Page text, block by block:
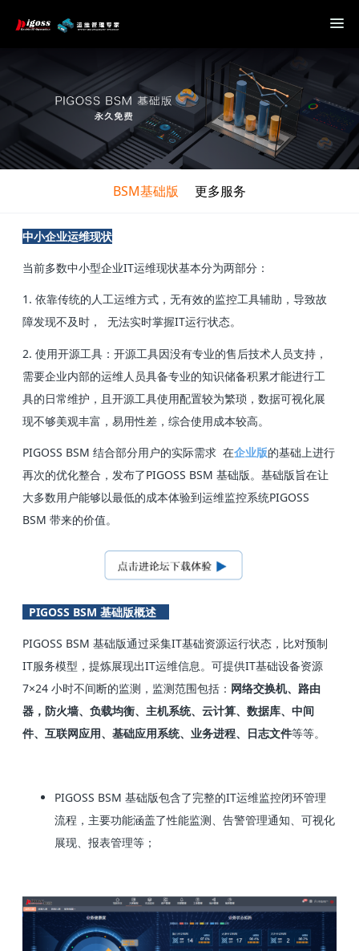
BSM基础版 更多服务
中小企业运维现状
当前多数中小型企业IT运维现状基本分为两部分：
1. 依靠传统的人工运维方式，无有效的监控工具辅助，导致故
障发现不及时， 无法实时掌握IT运行状态。
2. 使用开源工具：开源工具因没有专业的售后技术人员支持，
需要企业内部的运维人员具备专业的知识储备积累才能进行工
具的日常维护，且开源工具使用配置较为繁琐，数据可视化展
现不够美观丰富，易用性差，综合使用成本较高。
PIGOSS BSM 结合部分用户的实际需求 在企业版的基础上进行
再次的优化整合，发布了PIGOSS BSM 基础版。基础版旨在让
大多数用户能够以最低的成本体验到运维监控系统PIGOSS
BSM 带来的价值。
PIGOSS BSM 基础版概述
PIGOSS BSM 基础版通过采集IT基础资源运行状态，比对预制
IT服务模型，提炼展现出IT运维信息。可提供IT基础设备资源
7×24 小时不间断的监测，监测范围包括： 网络交换机、路由
器，防火墙、负载均衡、主机系统、云计算、数据库、中间
件、互联网应用、基础应用系统、业务进程、日志文件等等。
PIGOSS BSM 基础版包含了完整的IT运维监控闭环管理
流程，主要功能涵盖了性能监测、告警管理通知、可视化
展现、报表管理等；